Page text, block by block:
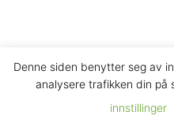
Denne siden benytter seg av
analysere trafikken din på
innstillinger